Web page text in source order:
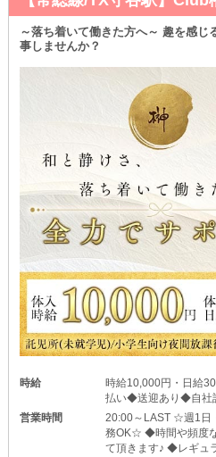
～落ち着いて働きた方へ～ 趣を感じ
事しませんか？
時給
時給10,000円・日給
払い◆送迎あり◆自社
営業時間
20:00～LAST ☆週1日
務OK☆ ◆時間や頻度
て頂きます♪ ◆レギュ